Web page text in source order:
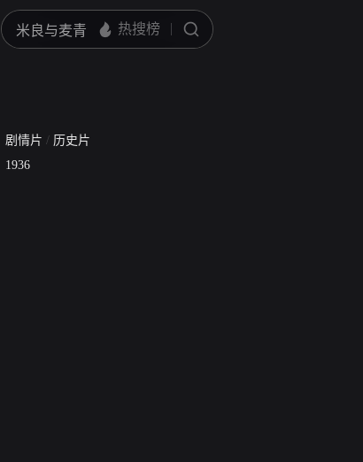
剧情片 / 历史片
1936